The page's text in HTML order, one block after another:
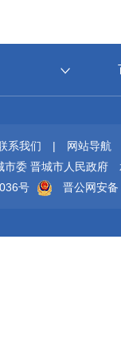
系我们 | 网站导航
市委 晋城市人民政府
号
晋公网安